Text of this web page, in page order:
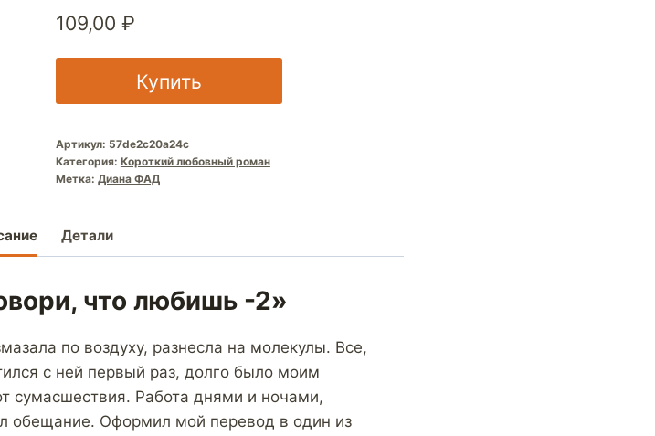
109,00 ₽
Купить
Артикул: 57de2c20a24c
Категория: Короткий любовный роман
Метка: Диана ФАД
Детали
что любишь -2»
по воздуху, разнесла на молекулы. Все,
с ней первый раз, долго было моим
сумасшествия. Работа днями и ночами,
обещание. Оформил мой перевод в один из